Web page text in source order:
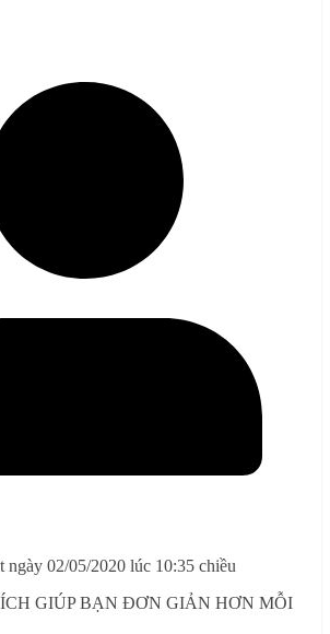
ngày 02/05/2020 lúc 10:35 chiều
GIÚP BẠN ĐƠN GIẢN HƠN MỖI